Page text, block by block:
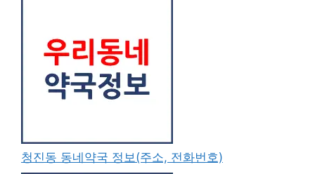
청진동 동네약국 정보(주소, 전화번호)